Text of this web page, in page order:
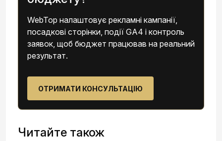
WebTop налаштовує рекламні кампанії,
посадкові сторінки, події GA4 і контроль
заявок, щоб бюджет працював на реальний
результат.
ОТРИМАТИ КОНСУЛЬТАЦІЮ
Читайте також